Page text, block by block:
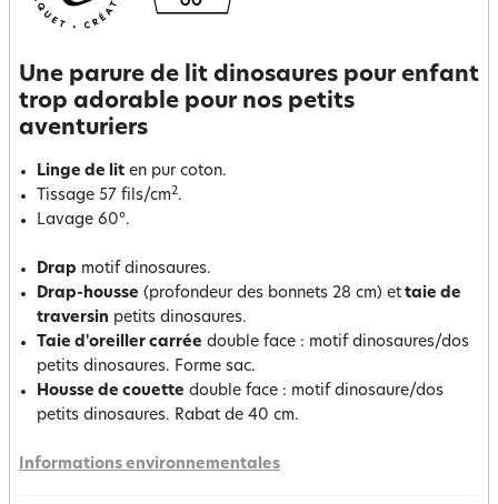
Une parure de lit dinosaures pour enfant
trop adorable pour nos petits
aventuriers
Linge de lit en pur coton.
Tissage 57 fils/cm2.
Lavage 60°.
Drap motif dinosaures.
Drap-housse (profondeur des bonnets 28 cm) et taie de
traversin petits dinosaures.
Taie d'oreiller carrée double face : motif dinosaures/dos
petits dinosaures. Forme sac.
Housse de couette double face : motif dinosaure/dos
petits dinosaures. Rabat de 40 cm.
Informations environnementales